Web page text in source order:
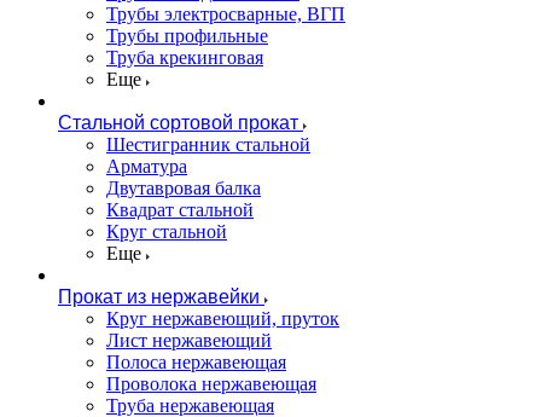
Трубы электросварные, ВГП
Трубы профильные
Труба крекинговая
Еще
Стальной сортовой прокат
Шестигранник стальной
Арматура
Двутавровая балка
Квадрат стальной
Круг стальной
Еще
Прокат из нержавейки
Круг нержавеющий, пруток
Лист нержавеющий
Полоса нержавеющая
Проволока нержавеющая
Труба нержавеющая